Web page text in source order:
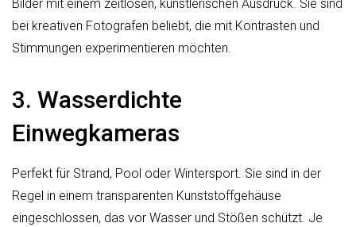
Bilder mit einem zeitlosen, künstlerischen Ausdruck. Sie sind
bei kreativen Fotografen beliebt, die mit Kontrasten und
Stimmungen experimentieren möchten.
3. Wasserdichte
Einwegkameras
Perfekt für Strand, Pool oder Wintersport. Sie sind in der
Regel in einem transparenten Kunststoffgehäuse
eingeschlossen, das vor Wasser und Stößen schützt. Je